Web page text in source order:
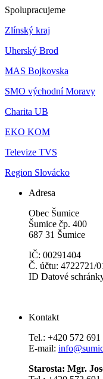
Spolupracujeme
Zlínský kraj
Uherský Brod
MAS Bojkovska
SMO východní Moravy
Charita UB
EKO KOM
Televize TVS
Region Slovácko
Adresa
Obec Šumice
Šumice čp. 400
687 31 Šumice
IČ: 00291404
Č. účtu: 4722721/
ID Datové
Kontakt
Tel.: +420 572 691
E-mail:
Starosta: Mgr.